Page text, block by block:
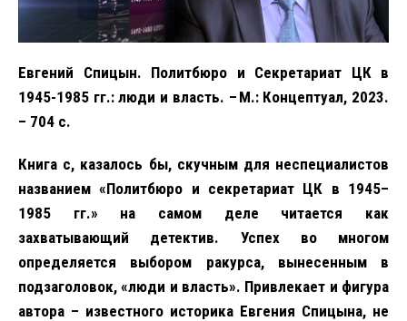
Евгений Спицын. Политбюро и Секретариат ЦК в
1945-1985 гг.: люди и власть. – М.: Концептуал, 2023.
– 704 с.
Книга с, казалось бы, скучным для неспециалистов
названием «Политбюро и секретариат ЦК в 1945–
1985 гг.» на самом деле читается как
захватывающий детектив. Успех во многом
определяется выбором ракурса, вынесенным в
подзаголовок, «люди и власть». Привлекает и фигура
автора – известного историка Евгения Спицына, не